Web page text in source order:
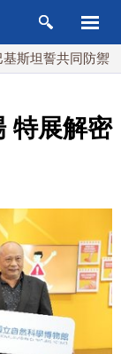
共同防禦
特展解密